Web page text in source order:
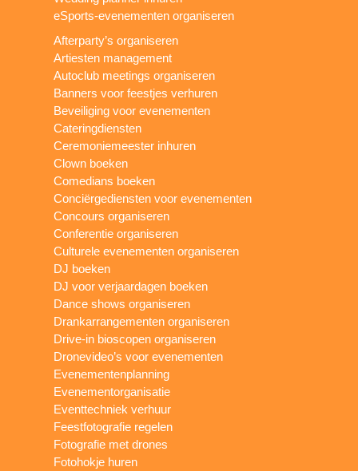
eSports-evenementen organiseren
Afterparty’s organiseren
Artiesten management
Autoclub meetings organiseren
Banners voor feestjes verhuren
Beveiliging voor evenementen
Cateringdiensten
Ceremoniemeester inhuren
Clown boeken
Comedians boeken
Conciërgediensten voor evenementen
Concours organiseren
Conferentie organiseren
Culturele evenementen organiseren
DJ boeken
DJ voor verjaardagen boeken
Dance shows organiseren
Drankarrangementen organiseren
Drive-in bioscopen organiseren
Dronevideo’s voor evenementen
Evenementenplanning
Evenementorganisatie
Eventtechniek verhuur
Feestfotografie regelen
Fotografie met drones
Fotohokje huren